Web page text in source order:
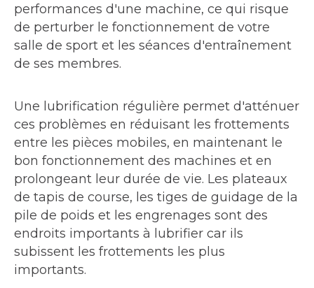
performances d'une machine, ce qui risque
de perturber le fonctionnement de votre
salle de sport et les séances d'entraînement
de ses membres.
Une lubrification régulière permet d'atténuer
ces problèmes en réduisant les frottements
entre les pièces mobiles, en maintenant le
bon fonctionnement des machines et en
prolongeant leur durée de vie. Les plateaux
de tapis de course, les tiges de guidage de la
pile de poids et les engrenages sont des
endroits importants à lubrifier car ils
subissent les frottements les plus
importants.